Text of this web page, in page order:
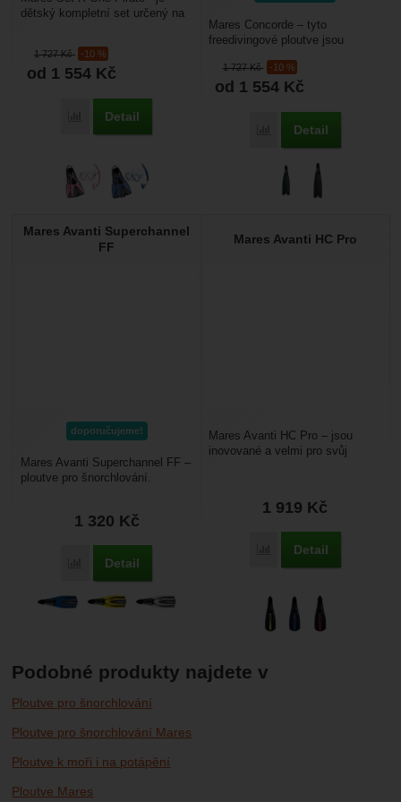
1 727Kč -10 %
od 1 554 Kč
Porovnat
Detail
dětský kompletní set určený na
1 727Kč -10 %
od 1 554 Kč
Porovnat
Detail
Mares Concorde – tyto
freedivingové ploutve jsou
potápění – freediving a
spearfishing....
Mares Avanti Superchannel
FF
doporučujeme!
1 320 Kč
Porovnat
Detail
Mares Avanti Superchannel FF –
ploutve pro šnorchlování.
Mares Avanti HC Pro
1 919 Kč
Porovnat
Detail
Mares Avanti HC Pro – jsou
inovované a velmi pro svůj
Podobné produkty najdete v
Ploutve pro šnorchlování
Ploutve pro šnorchlování Mares
Ploutve k moři i na potápění
Ploutve Mares